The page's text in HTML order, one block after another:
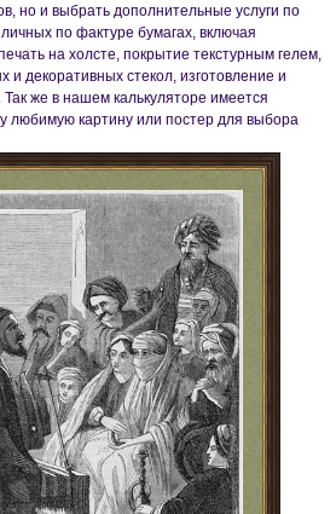
но и выбрать дополнительные услуги по
по фактуре бумагах, включая
на холсте, покрытие текстурным гелем,
и декоративных стекол, изготовление и
же в нашем калькуляторе имеется
любимую картину или постер для выбора